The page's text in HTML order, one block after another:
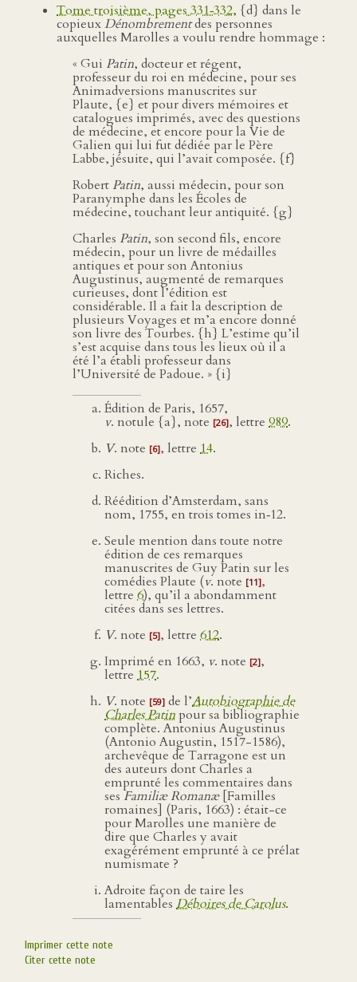
Tome troisième, pages 331‑332, {d} dans le
copieuxDénombrementdes personnes
auxquelles Marolles a voulu rendre hommage :
« Gui Patin, docteur et régent,
professeur du roi en médecine, pour ses
Animadversions manuscrites sur
Plaute, {e} et pour divers mémoires et
catalogues imprimés, avec des questions
de médecine, et encore pour la Vie de
Galien qui lui fut dédiée par le Père
Labbe, jésuite, qui l’avait composée. {f}
Robert Patin, aussi médecin, pour son
Paranymphe dans les Écoles de
médecine, touchant leur antiquité. {g}
Charles Patin, son second fils, encore
médecin, pour un livre de médailles
antiques et pour son Antonius
Augustinus, augmenté de remarques
curieuses, dont l’édition est
considérable. Il a fait la description de
plusieurs Voyages et m’a encore donné
son livre des Tourbes. {h} L’estime qu’il
s’est acquise dans tous les lieux où il a
été l’a établi professeur dans
l’Université de Padoue. » {i}
Édition de Paris, 1657,
v. notule {a}, note [26], lettre 989.
V. note [6], lettre 14.
Riches.
Réédition d’Amsterdam, sans
nom, 1755, en trois tomes in‑12.
Seule mention dans toute notre
édition de ces remarques
manuscrites de Guy Patin sur les
comédies Plaute (v. note [11],
lettre 6), qu’il a abondamment
citées dans ses lettres.
V. note [5], lettre 612.
Imprimé en 1663, v. note [2],
lettre 157.
V. note [59] de l’Autobiographie de
Charles Patinpour sa bibliographie
complète. Antonius Augustinus
(Antonio Augustin, 1517-1586),
archevêque de Tarragone est un
des auteurs dont Charles a
emprunté les commentaires dans
ses Familiæ Romanæ[Familles
romaines] (Paris, 1663) : était-ce
pour Marolles une manière de
dire que Charles y avait
exagérément emprunté à ce prélat
numismate ?
Adroite façon de taire les
lamentables Déboires de Carolus.
Imprimer cette note
Citer cette note